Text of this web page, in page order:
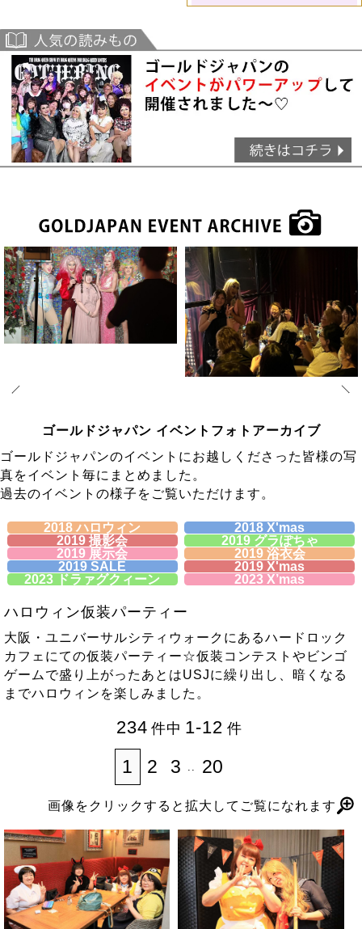
ゴールドジャパン イベントフォトアーカイブ
ゴールドジャパンのイベントにお越しくださった皆様の写
真をイベント毎にまとめました。
過去のイベントの様子をご覧いただけます。
2018 ハロウィン
2018 X'mas
2019 撮影会
2019 グラぽちゃ
2019 展示会
2019 浴衣会
2019 SALE
2019 X'mas
2023 ドラァグクィーン
2023 X’mas
ハロウィン仮装パーティー
大阪・ユニバーサルシティウォークにあるハードロック
カフェにての仮装パーティー☆仮装コンテストやビンゴ
ゲームで盛り上がったあとはUSJに繰り出し、暗くなる
までハロウィンを楽しみました。
234 1-12
1 2 3 .. 20
画像をクリックすると拡大してご覧になれます